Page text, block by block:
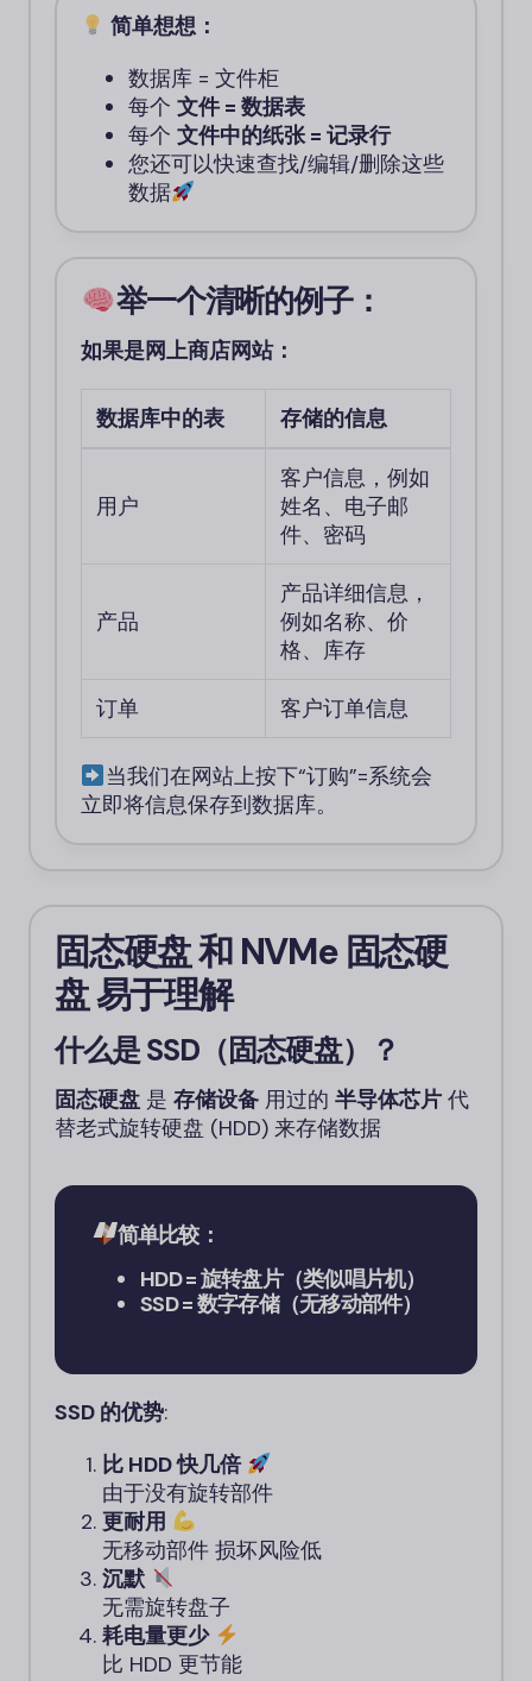
简单想想：
数据库 = 文件柜
每个 文件 = 数据表
每个 文件中的纸张 = 记录行
您还可以快速查找/编辑/删除这些
数据
举一个清晰的例子：
如果是网上商店网站：
数据库中的表 存储的信息
用户
客户信息，例如
姓名、电子邮
件、密码
产品
产品详细信息，
例如名称、价
格、库存
订单 客户订单信息
当我们在网站上按下“订购”=系统会
立即将信息保存到数据库。
固态硬盘和 NVMe 固态硬
盘易于理解
什么是 SSD（固态硬盘）？
固态硬盘 是 存储设备 用过的 半导体芯片 代
替老式旋转硬盘 (HDD) 来存储数据
简单比较：
HDD = 旋转盘片（类似唱片机）
SSD = 数字存储（无移动部件）
SSD 的优势:
比 HDD 快几倍
由于没有旋转部件
更耐用
无移动部件 损坏风险低
沉默
无需旋转盘子
耗电量更少
比 HDD 更节能